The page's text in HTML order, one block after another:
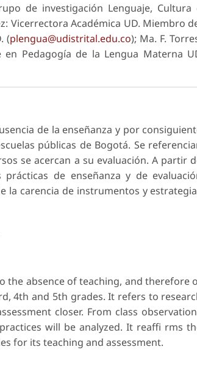
de investigación Lenguaje, Cultura
Vicerrectora Académica UD. Miembro
(plengua@udistrital.edu.co); Ma. F.
Pedagogía de la Lengua Materna
de la enseñanza y por
públicas de Bogotá. Se
se acercan a su evaluación. A partir
de enseñanza y de
la carencia de instrumentos y
the absence of teaching, and therefore
4th and 5th grades. It refers to
closer. From class
will be analyzed. It reaffi rms
for its teaching and assessment.